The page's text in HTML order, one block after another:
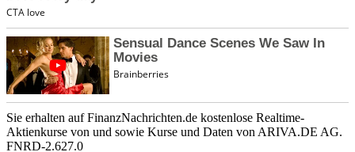
Sie erhalten auf FinanzNachrichten.de kostenlose Realtime-
Aktienkurse von und sowie Kurse und Daten von ARIVA.DE AG.
FNRD-2.627.0